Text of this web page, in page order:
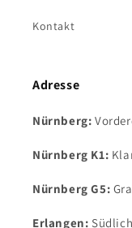
Kontakt
Adresse
Nürnberg:
Nürnberg K1:
Nürnberg G5:
Erlangen: